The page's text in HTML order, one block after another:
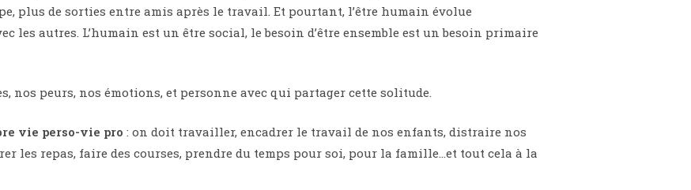
plus de sorties entre amis après le travail. Et pourtant, l’être humain évolue
les autres. L’humain est un être social, le besoin d’être ensemble est un besoin primaire
nos peurs, nos émotions, et personne avec qui partager cette solitude.
vie perso-vie pro : on doit travailler, encadrer le travail de nos enfants, distraire nos
les repas, faire des courses, prendre du temps pour soi, pour la famille…et tout cela à la